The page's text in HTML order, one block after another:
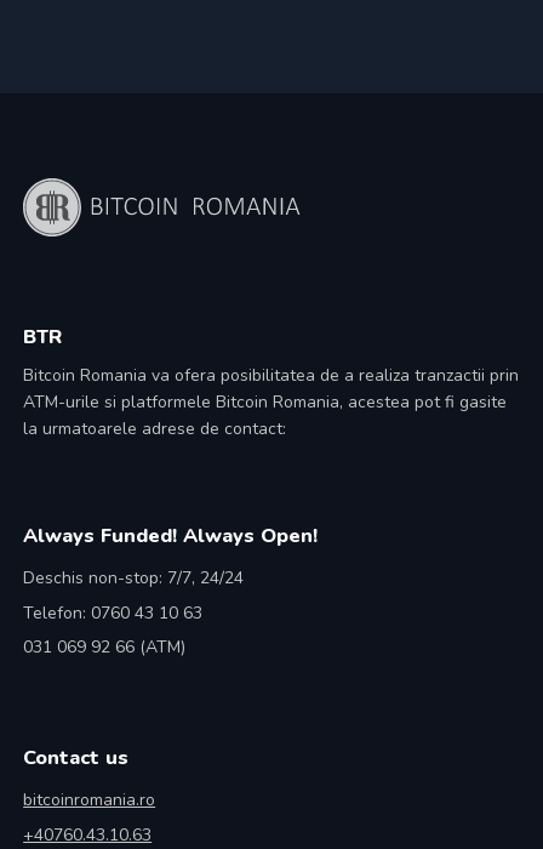
BTR
Bitcoin Romania va ofera posibilitatea de a realiza tranzactii prin
ATM-urile si platformele Bitcoin Romania, acestea pot fi gasite
la urmatoarele adrese de contact:
Always Funded! Always Open!
Deschis non-stop: 7/7, 24/24
Telefon: 0760 43 10 63
031 069 92 66 (ATM)
Contact us
bitcoinromania.ro
+40760.43.10.63